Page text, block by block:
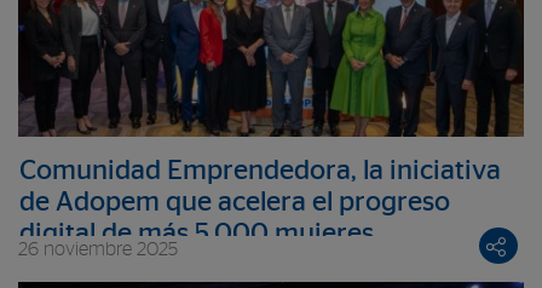
Comunidad Emprendedora, la iniciativa
de Adopem que acelera el progreso
digital de más 5,000 mujeres
26 noviembre 2025